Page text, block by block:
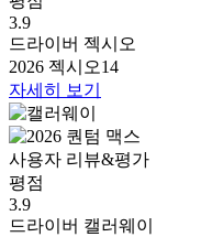
3.9
드라이버 젝시오
2026 젝시오14
자세히 보기
사용자 리뷰&평가
평점
3.9
드라이버 캘러웨이